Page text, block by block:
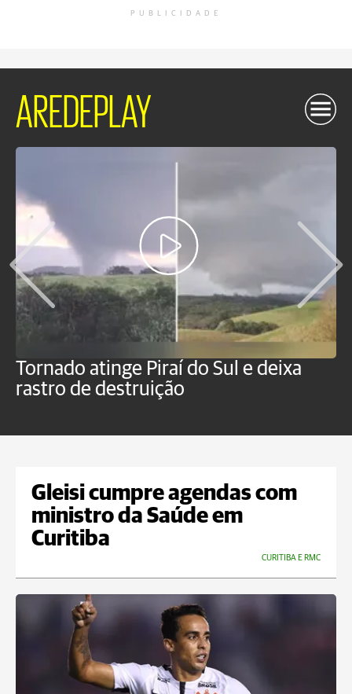
PUBLICIDADE
AREDEPLAY
Tornado atinge Piraí do Sul e deixa
rastro de destruição
Gleisi cumpre agendas com
ministro da Saúde em
Curitiba
CURITIBA E RMC